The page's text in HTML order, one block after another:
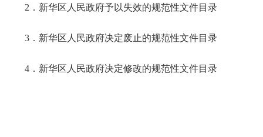
2．新华区人民政府予以失效的规范性文件目录
3．新华区人民政府决定废止的规范性文件目录
4．新华区人民政府决定修改的规范性文件目录